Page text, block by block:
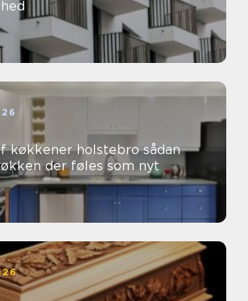
holstebro sådan
der føles som nyt